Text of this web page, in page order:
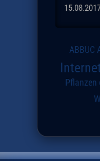
ABBUC
Pflanzen